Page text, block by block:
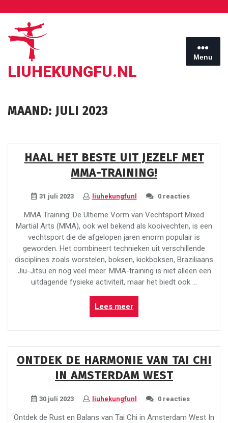
inhoud
LIUHEKUNGFU.NL
Menu
MAAND: JULI 2023
HAAL HET BESTE UIT JEZELF MET
MMA-TRAINING!
31 juli 2023 liuhekungfunl 0 reacties
MMA Training: De Ultieme Vorm van Vechtsport Mixed
Martial Arts (MMA), ook wel bekend als kooivechten, is een
vechtsport die de afgelopen jaren enorm populair is
geworden. Het combineert technieken uit verschillende
disciplines zoals worstelen, boksen, kickboksen, Braziliaans
Jiu-Jitsu en nog veel meer. MMA-training is niet alleen een
uitdagende fysieke activiteit, maar het biedt ook …
Lees meer“Haal
het
beste
met
MMA-
ONTDEK DE HARMONIE VAN TAI CHI
IN AMSTERDAM WEST
30 juli 2023 liuhekungfunl 0 reacties
Ontdek de Rust en Balans van Tai Chi in Amsterdam West In